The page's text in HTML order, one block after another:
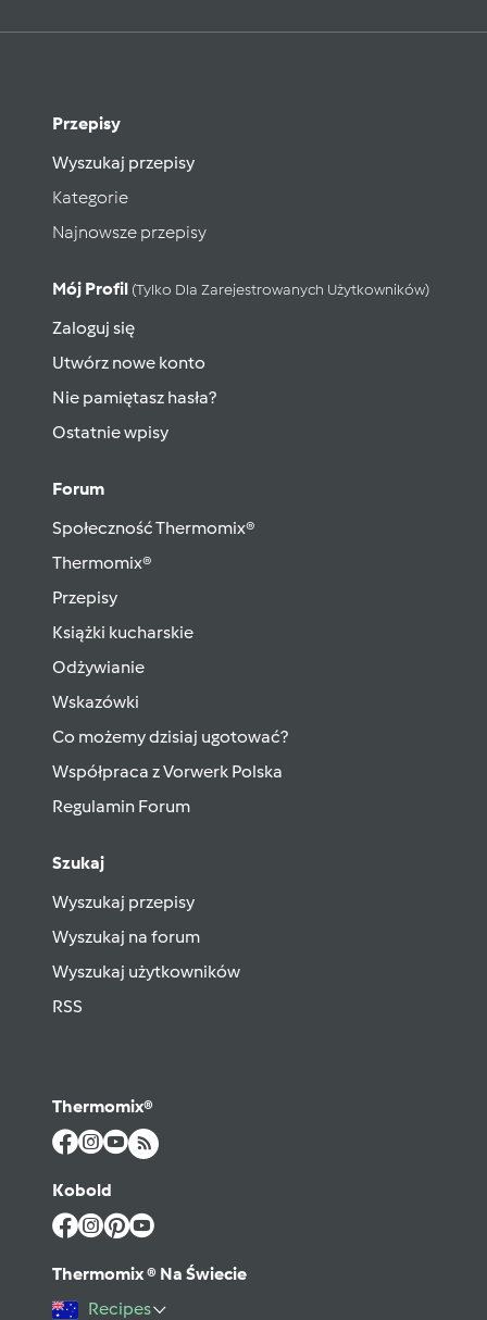
Przepisy
Wyszukaj przepisy
Kategorie
Najnowsze przepisy
Mój Profil (tylko Dla Zarejestrowanych Użytkowników)
Zaloguj się
Utwórz nowe konto
Nie pamiętasz hasła?
Ostatnie wpisy
Forum
Społeczność Thermomix®
Thermomix®
Przepisy
Książki kucharskie
Odżywianie
Wskazówki
Co możemy dzisiaj ugotować?
Współpraca z Vorwerk Polska
Regulamin Forum
Szukaj
Wyszukaj przepisy
Wyszukaj na forum
Wyszukaj użytkowników
RSS
Thermomix®
Kobold
Thermomix ® Na Świecie
Recipes